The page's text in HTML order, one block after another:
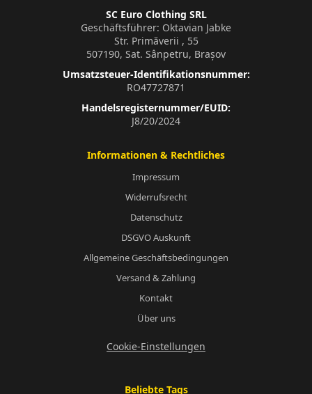
SC Euro Clothing SRL
Geschäftsführer: Oktavian Jabke
Str. Primăverii , 55
507190, Sat. Sânpetru, Brașov
Umsatzsteuer-Identifikationsnummer:
RO47727871
Handelsregisternummer/EUID:
J8/20/2024
Informationen & Rechtliches
Impressum
Widerrufsrecht
Datenschutz
DSGVO Auskunft
Allgemeine Geschäftsbedingungen
Versand & Zahlung
Kontakt
Über uns
Cookie-Einstellungen
Beliebte Tags